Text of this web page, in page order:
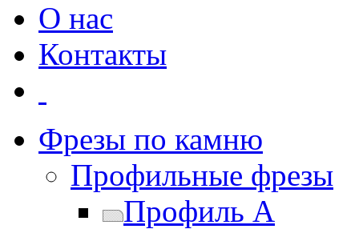
О нас
Контакты
Фрезы по камню
Профильные фрезы
Профиль A